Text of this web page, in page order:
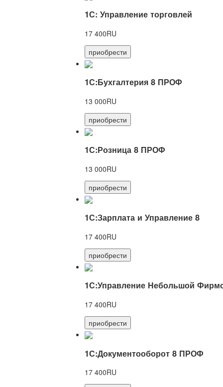
1С: Управление торговлей
17 400RU
приобрести
1С:Бухгалтерия 8 ПРОФ
13 000RU
приобрести
1С:Розница 8 ПРОФ
13 000RU
приобрести
1С:Зарплата и Управление 8
17 400RU
приобрести
1С:Управление Небольшой
17 400RU
приобрести
1С:Документооборот 8 ПРОФ
17 400RU